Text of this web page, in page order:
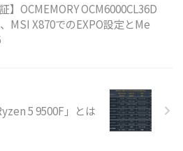
】OCMEMORY OCM6000CL36D
MSI X870でのEXPO設定とMe
5 9500F」とは